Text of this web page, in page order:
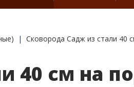
Сковорода Садж из стали 40
40 см на